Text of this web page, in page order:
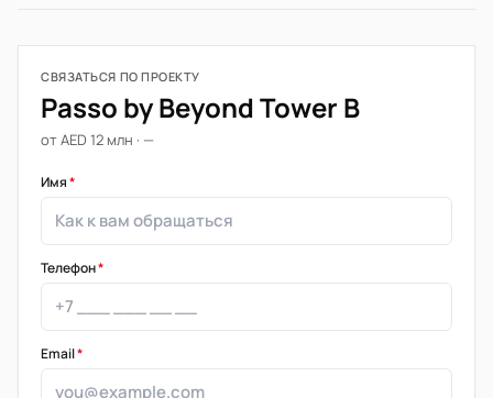
СВЯЗАТЬСЯ ПО ПРОЕКТУ
Passo by Beyond Tower B
от AED 12 млн · —
Имя*
Телефон*
Email*